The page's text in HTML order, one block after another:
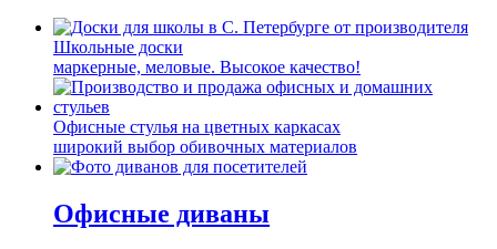
Школьные доски
маркерные, меловые. Высокое качество!
Офисные стулья на цветных каркасах
широкий выбор обивочных материалов
Офисные диваны